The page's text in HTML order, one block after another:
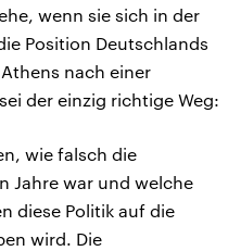
wenn sie sich in der
Position Deutschlands
nach einer
der einzig richtige Weg:
wie falsch die
Jahre war und welche
diese Politik auf die
wird. Die